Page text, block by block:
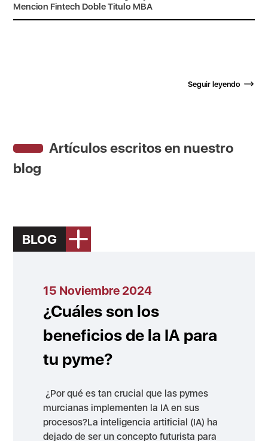
Mencion Fintech Doble Titulo MBA
Seguir leyendo
Artículos escritos en nuestro
blog
BLOG
15 Noviembre 2024
¿Cuáles son los
beneficios de la IA para
tu pyme?
¿Por qué es tan crucial que las pymes
murcianas implementen la IA en sus
procesos?La inteligencia artificial (IA) ha
dejado de ser un concepto futurista para